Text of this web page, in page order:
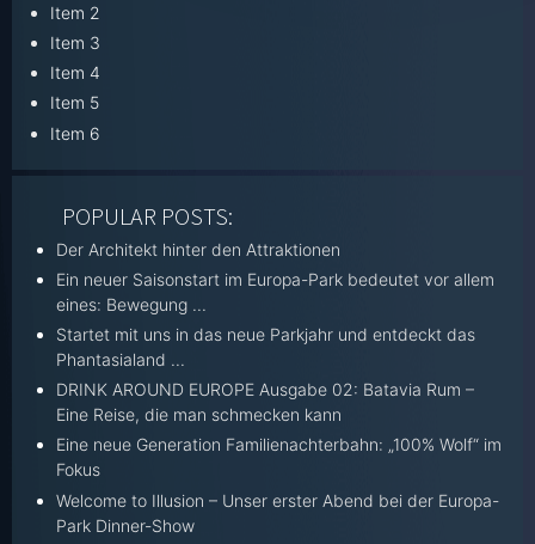
Item 2
Item 3
Item 4
Item 5
Item 6
POPULAR POSTS:
Der Architekt hinter den Attraktionen
Ein neuer Saisonstart im Europa-Park bedeutet vor allem
eines: Bewegung ...
Startet mit uns in das neue Parkjahr und entdeckt das
Phantasialand ...
DRINK AROUND EUROPE Ausgabe 02: Batavia Rum –
Eine Reise, die man schmecken kann
Eine neue Generation Familienachterbahn: „100% Wolf“ im
Fokus
Welcome to Illusion – Unser erster Abend bei der Europa-
Park Dinner-Show